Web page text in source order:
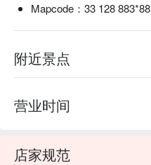
Mapcode：33 128 883*88
附近景点
营业时间
店家规范